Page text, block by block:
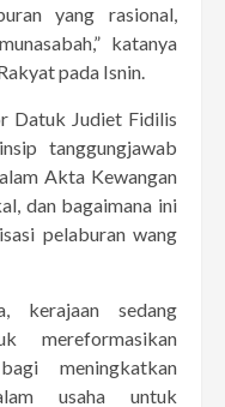
yang rasional,
katanya
pada Isnin.
Datuk Judiet Fidilis
tanggungjawab
Akta Kewangan
dan bagaimana ini
pelaburan wang
kerajaan sedang
mereformasikan
meningkatkan
usaha untuk